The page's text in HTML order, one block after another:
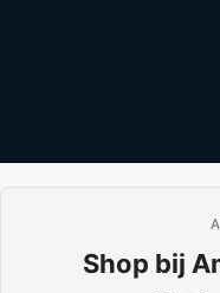
Shop bij